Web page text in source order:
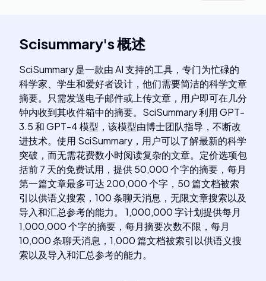
Scisummary's概述
SciSummary 是一款由 AI 支持的工具，专门为忙碌的
科学家、学生和爱好者设计，他们需要简洁的科学文章
摘要。只需发送电子邮件或上传文章，用户即可在几分
钟内收到其收件箱中的摘要。SciSummary 利用 GPT-
3.5 和 GPT-4 模型，该模型由博士团队指导，不断改
进技术。使用 SciSummary，用户可以了解最新的科学
突破，而无需花费数小时阅读复杂的文章。定价选项包
括前 7 天的免费试用，提供 50,000 个字的摘要，每月
第一篇文章最多可达 200,000 个字，50 篇文档被索
引以供语义搜索，100 条聊天消息，无限文章搜索以及
导入和汇总参考的能力。 1,000,000 字计划提供每月
1,000,000 个字的摘要，每月摘要次数不限，每月
10,000 条聊天消息，1,000 篇文档被索引以供语义搜
索以及导入和汇总参考的能力。